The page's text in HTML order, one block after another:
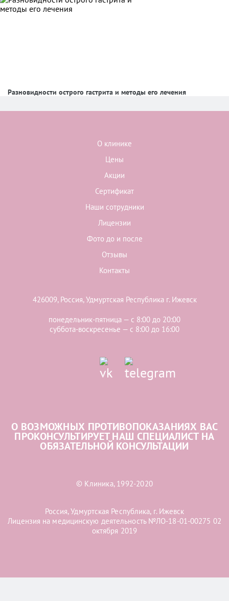
Разновидности острого гастрита и методы его лечения
О клинике
Цены
Акции
Сертификат
Наши сотрудники
Лицензии
Фото до и после
Отзывы
Контакты
426009, Россия, Удмуртская Республика г. Ижевск
понедельник-пятница — с 8:00 до 20:00
суббота-воскресенье — с 8:00 до 16:00
О ВОЗМОЖНЫХ ПРОТИВОПОКАЗАНИЯХ ВАС
ПРОКОНСУЛЬТИРУЕТ НАШ СПЕЦИАЛИСТ НА
ОБЯЗАТЕЛЬНОЙ КОНСУЛЬТАЦИИ
© Клиника, 1992-2020
Россия, Удмуртская Республика, г. Ижевск
Лицензия на медицинскую деятельность №ЛО-18-01-00275 02
октября 2019